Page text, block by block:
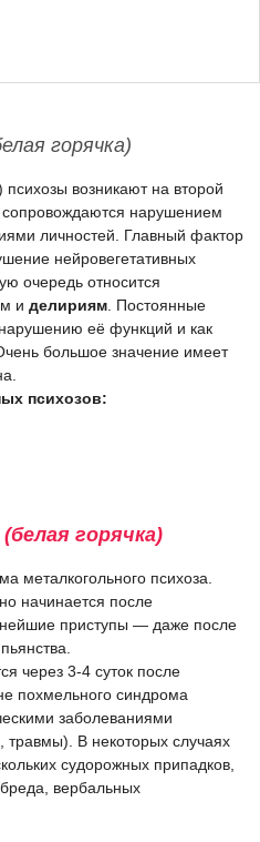
горячка)
возникают на второй
сопровождаются нарушением
личностей. Главный фактор
нейровегетативных
очередь относится
и делириям . Постоянные
её функций и как
большое значение имеет
психозов:
горячка)
металкогольного психоза.
начинается после
приступы — даже после
через 3-4 суток после
похмельного синдрома
заболеваниями
травмы). В некоторых случаях
судорожных припадков,
бреда, вербальных